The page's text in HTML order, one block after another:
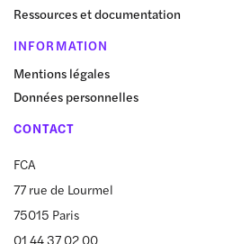
Ressources et documentation
INFORMATION
Mentions légales
Données personnelles
CONTACT
FCA
77 rue de Lourmel
75015 Paris
01 44 37 02 00